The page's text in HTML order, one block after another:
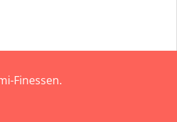
Finessen.